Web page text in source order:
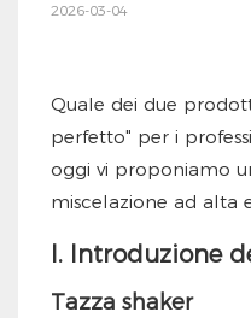
2026-03-04
Quale dei due
perfetto" per i
oggi vi proponiamo
miscelazione ad alta
I. Introduzione
Tazza shaker